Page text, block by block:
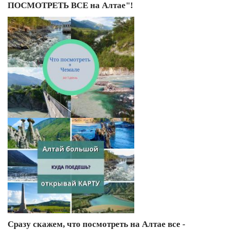
ПОСМОТРЕТЬ ВСЕ на Алтае"!
Сразу скажем, что посмотреть на Алтае все -